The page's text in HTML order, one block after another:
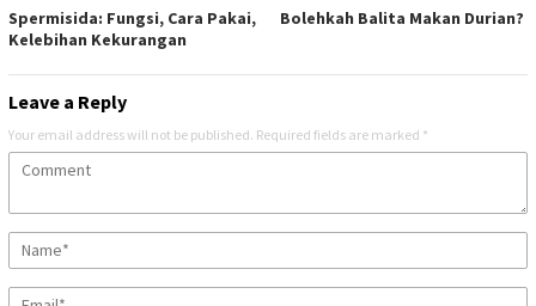
Spermisida: Fungsi, Cara Pakai,
Kelebihan Kekurangan
Bolehkah Balita Makan Durian?
Leave a Reply
Your email address will not be published. Required fields are marked *